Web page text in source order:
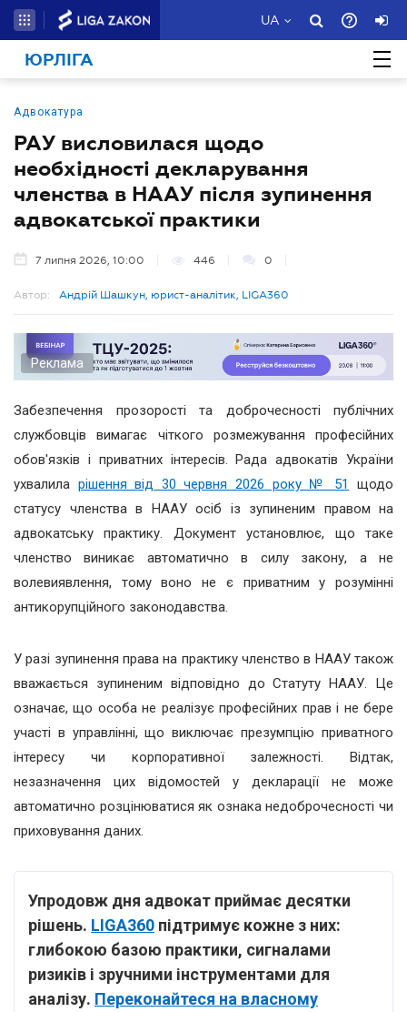
UA
ЮРЛІГА
Адвокатура
РАУ висловилася щодо
необхідності декларування
членства в НААУ після зупинення
адвокатської практики
7 липня 2026, 10:00 446 0
Автор: Андрій Шашкун, юрист-аналітик, LIGA360
Реклама
Забезпечення прозорості та доброчесності публічних
службовців вимагає чіткого розмежування професійних
обов'язків і приватних інтересів. Рада адвокатів України
ухвалила рішення від 30 червня 2026 року № 51
щодо
статусу членства в НААУ осіб із зупиненим правом на
адвокатську практику. Документ установлює, що таке
членство виникає автоматично в силу закону, а не
волевиявлення, тому воно не є приватним у розумінні
антикорупційного законодавства.
У разі зупинення права на практику членство в НААУ також
вважається зупиненим відповідно до Статуту НААУ. Це
означає, що особа не реалізує професійних прав і не бере
участі в управлінні, що виключає презумпцію приватного
інтересу чи корпоративної залежності. Відтак,
незазначення цих відомостей у декларації не може
автоматично розцінюватися як ознака недоброчесності чи
приховування даних.
Упродовж дня адвокат приймає десятки
рішень. LIGA360 підтримує кожне з них:
глибокою базою практики, сигналами
ризиків і зручними інструментами для
аналізу. Переконайтеся на власному